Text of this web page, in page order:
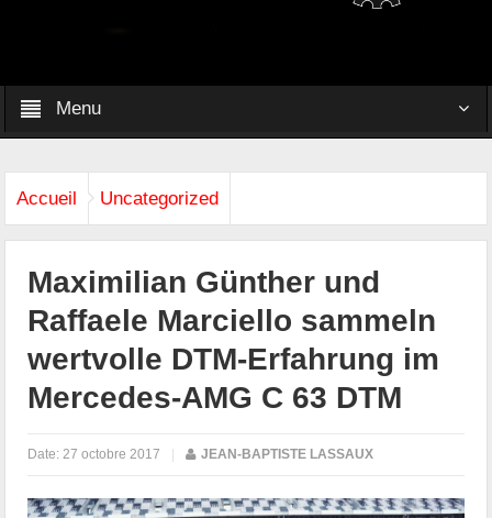
Menu
Accueil Uncategorized
Maximilian Günther und
Raffaele Marciello sammeln
wertvolle DTM-Erfahrung im
Mercedes-AMG C 63 DTM
Date: 27 octobre 2017 | JEAN-BAPTISTE LASSAUX